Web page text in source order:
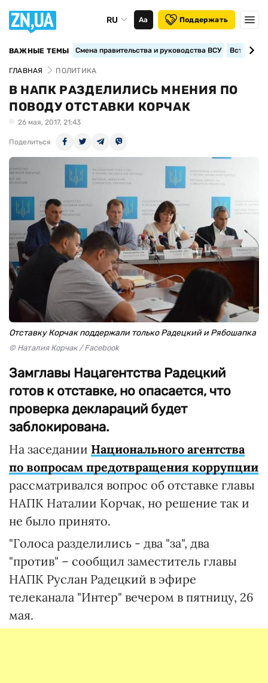
RU Аа Поддержать
ВАЖНЫЕ ТЕМЫ Смена правительства и руководства ВСУ
ГЛАВНАЯ ПОЛИТИКА
В НАПК РАЗДЕЛИЛИСЬ МНЕНИЯ ПО
ПОВОДУ ОТСТАВКИ КОРЧАК
26 мая, 2017, 21:43
Поделиться
Отставку Корчак поддержали только Радецкий и Рябошапка
© Наталия Корчак / Facebook
Замглавы Нацагентства Радецкий
готов к отставке, но опасается, что
проверка деклараций будет
заблокирована.
На заседании Национального агентства
по вопросам предотвращения коррупции
рассматривался вопрос об отставке главы
НАПК Наталии Корчак, но решение так и
не было принято.
"Голоса разделились - два "за", два
"против" – сообщил заместитель главы
НАПК Руслан Радецкий в эфире
телеканала "Интер" вечером в пятницу, 26
мая.